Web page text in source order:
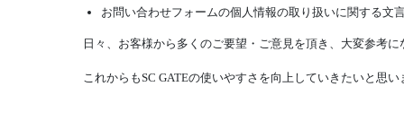
お問い合わせフォームの個人情報の取り扱いに関する文
日々、お客様から多くのご要望・ご意見を頂き、大変参考
これからもSC GATEの使いやすさを向上していきたいと思